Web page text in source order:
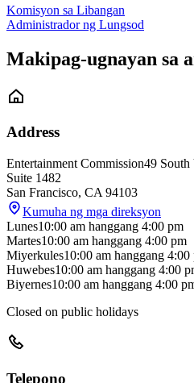
Komisyon sa Libangan
Administrador ng Lungsod
Makipag-ugnayan sa
Address
Entertainment Commission49 South
Suite 1482
San Francisco, CA 94103
Kumuha ng mga direksyon
Lunes10:00 am hanggang 4:00 pm
Martes10:00 am hanggang 4:00 pm
Miyerkules10:00 am hanggang 4:00
Huwebes10:00 am hanggang 4:00
Biyernes10:00 am hanggang 4:00
Closed on public holidays
Telepono